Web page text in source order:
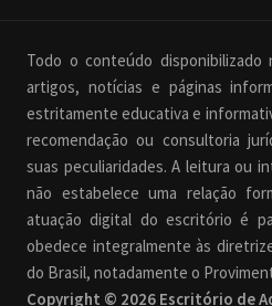
Todo o conteúdo
artigos, notícias e páginas
estritamente educativa e
recomendação ou consultoria
suas peculiaridades. A leitura ou
não estabelece uma relação
atuação digital do escritório é
obedece integralmente às
do Brasil, notadamente o
Copyright © 2026 Escritório de